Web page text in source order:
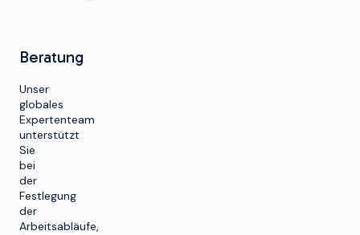
Beratung
Unser
globales
Expertenteam
unterstützt
Sie
bei
der
Festlegung
der
Arbeitsabläufe,